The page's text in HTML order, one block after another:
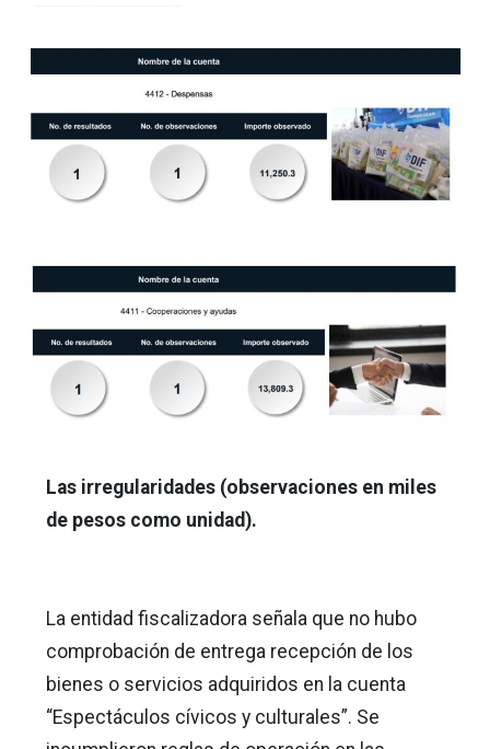
Las irregularidades (observaciones en miles
de pesos como unidad).
La entidad fiscalizadora señala que no hubo
comprobación de entrega recepción de los
bienes o servicios adquiridos en la cuenta
“Espectáculos cívicos y culturales”. Se